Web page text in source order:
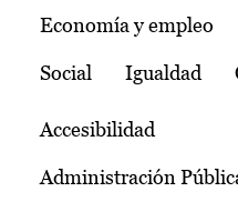
Temas
Economía y empleo
Social Igualdad
Accesibilidad
Administración